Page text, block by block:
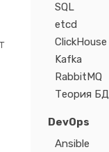
SQL
etcd
ClickHouse
Kafka
RabbitMQ
Теория БД
DevOps
Ansible